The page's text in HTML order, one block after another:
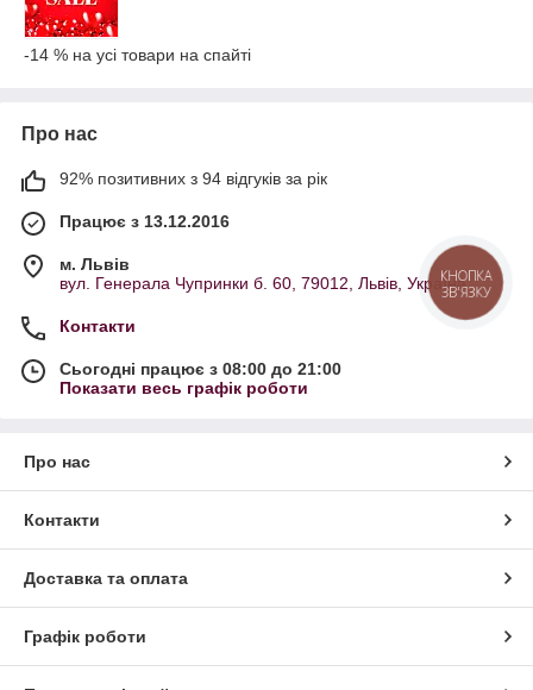
-14 % на усі товари на спайті
Про нас
92% позитивних з 94 відгуків за рік
Працює з 13.12.2016
м. Львів
вул. Генерала Чупринки б. 60, 79012, Львів, Україна
Контакти
Сьогодні працює з 08:00 до 21:00
Показати весь графік роботи
Про нас
Контакти
Доставка та оплата
Графік роботи
КНОПКА
ЗВ'ЯЗКУ